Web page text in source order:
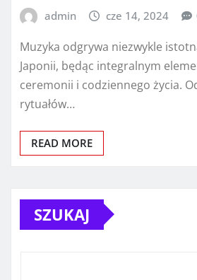
admin cze 14, 2024
Muzyka odgrywa niezwykle
Japonii, będąc integralnym
ceremonii i codziennego życia.
rytuałów…
READ MORE
SZUKAJ